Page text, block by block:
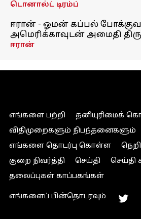
டொனால்ட் டிரம்ப்
ஈரான் - ஓமன் கப்பல்
அமெரிக்காவுடன் அமைதி
ஈரான்
எங்களை பற்றி
தனியுரிமைக்
விதிமுறைகளும் நிபந்தனைகளும்
எங்களை தொடர்பு கொள்ள
குறை நிவர்த்தி
செய்தி
செய்தி
தலைப்புகள் காப்பகங்கள்
எங்களைப் பின்தொடரவும்